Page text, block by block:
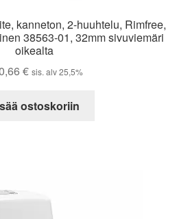
kanneton, 2-huuhtelu, Rimfree,
38563-01, 32mm sivuviemäri
oikealta
€ sis. alv 25,5%
ostoskoriin